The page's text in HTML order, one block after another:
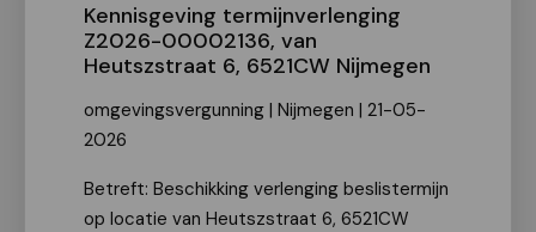
Kennisgeving termijnverlenging
Z2026-00002136, van
Heutszstraat 6, 6521CW Nijmegen
omgevingsvergunning | Nijmegen | 21-05-
2026
Betreft: Beschikking verlenging beslistermijn
op locatie van Heutszstraat 6, 6521CW